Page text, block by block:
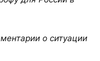
о ситуации